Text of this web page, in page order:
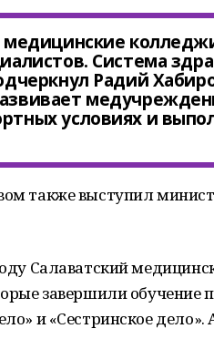
медицинские
Система
Радий
условиях и
также выступил
Салаватский
завершили обучение
и «Сестринское дело».